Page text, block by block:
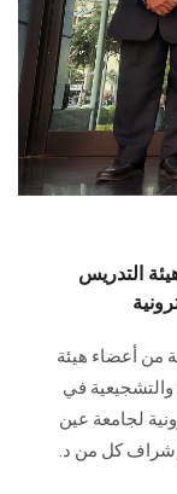
التدريس
من أعضاء هيئة
والتشجيعية في
لجامعة عين
تحت إشراف كل من د.